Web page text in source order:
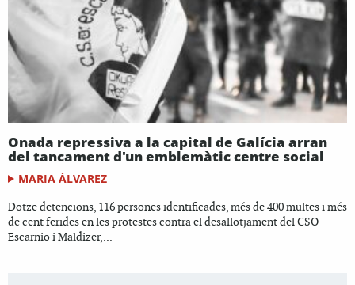
Onada repressiva a la capital de Galícia arran
del tancament d'un emblemàtic centre social
MARIA ÁLVAREZ
Dotze detencions, 116 persones identificades, més de 400 multes i més
de cent ferides en les protestes contra el desallotjament del CSO
Escarnio i Maldizer,...